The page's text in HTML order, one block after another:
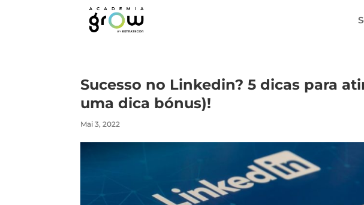
Sucesso no Linkedin? 5 dicas para
uma dica bónus)!
Mai 3, 2022